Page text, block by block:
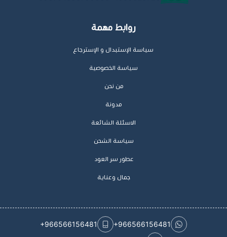
روابط مهمة
سياسة الإستبدال و الإسترجاع
سياسة الخصوصية
من نحن
مدونة
الاسئلة الشائعة
سياسة الشحن
عطور سر العود
جمال وعناية
+966566156481
+966566156481